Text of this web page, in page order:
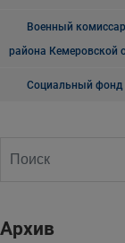
Военный
района Кемеровской
Социальный фонд
Архив